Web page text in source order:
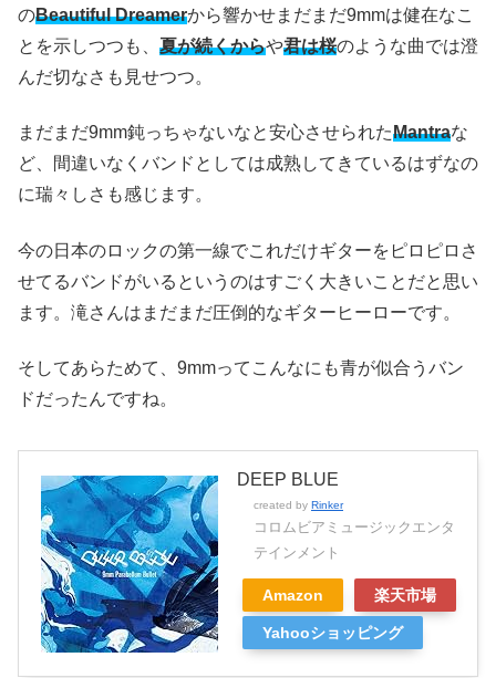
のBeautiful Dreamerから響かせまだまだ9mmは健在なこ
とを示しつつも、 夏が続くからや君は桜のような曲では澄
んだ切なさも見せつつ。
まだまだ9mm鈍っちゃないなと安心させられたMantraな
ど、間違いなくバンドとしては成熟してきているはずなの
に瑞々しさも感じます。
今の日本のロックの第一線でこれだけギターをピロピロさ
せてるバンドがいるというのはすごく大きいことだと思い
ます。滝さんはまだまだ圧倒的なギターヒーローです。
そしてあらためて、9mmってこんなにも青が似合うバン
ドだったんですね。
DEEP BLUE
created by Rinker
コロムビアミュージックエンタ
テインメント
Amazon 楽天市場
Yahooショッピング